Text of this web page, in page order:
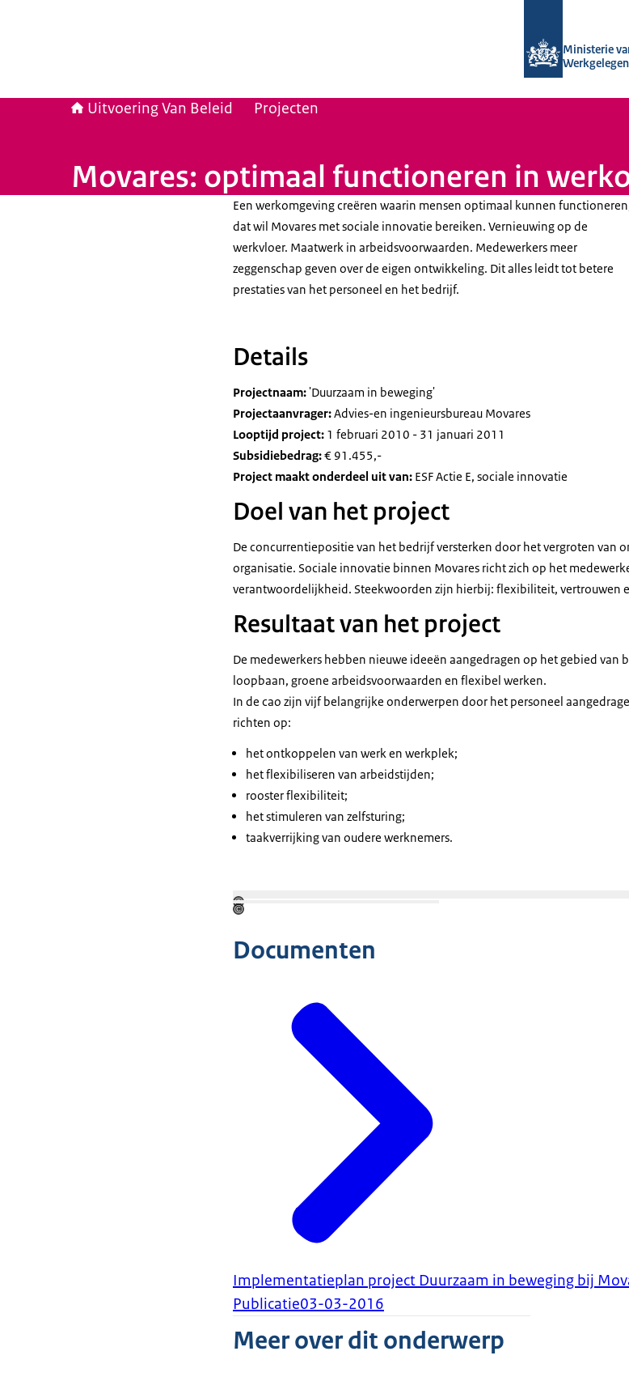
Ministerie
Uitvoering Van Beleid Projecten
Movares: optimaal functioneren in
Een werkomgeving creëren waarin mensen optimaal kunnen
dat wil Movares met sociale innovatie bereiken. Vernieuwing op de
werkvloer. Maatwerk in arbeidsvoorwaarden. Medewerkers meer
zeggenschap geven over de eigen ontwikkeling. Dit alles leidt tot betere
prestaties van het personeel en het bedrijf.
Details
Projectnaam: 'Duurzaam in beweging'
Projectaanvrager:Advies-en ingenieursbureau Movares
Looptijd project: 1 februari 2010 - 31 januari 2011
Subsidiebedrag:€ 91.455,-
Project maakt onderdeel uit van: ESF Actie E, sociale innovatie
Doel van het project
De concurrentiepositie van het bedrijf versterken door het vergroten van
organisatie. Sociale innovatie binnen Movares richt zich op het
verantwoordelijkheid. Steekwoorden zijn hierbij: flexibiliteit, vertrouwen
Resultaat van het project
De medewerkers hebben nieuwe ideeën aangedragen op het gebied
loopbaan, groene arbeidsvoorwaarden en flexibel werken.
In de cao zijn vijf belangrijke onderwerpen door het personeel
richten op:
het ontkoppelen van werk en werkplek;
het flexibiliseren van arbeidstijden;
rooster flexibiliteit;
het stimuleren van zelfsturing;
taakverrijking van oudere werknemers.
©
©
Documenten
Implementatieplan project Duurzaam in beweging bij
Publicatie03-03-2016
Meer over dit onderwerp